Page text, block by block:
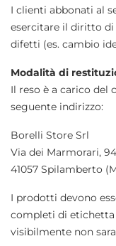
I clienti abbonati al
esercitare il diritto di
difetti (es. cambio
Modalità di
Il reso è a carico del
seguente indirizzo:
Borelli Store Srl
Via dei Marmorari, 94
41057 Spilamberto
I prodotti devono
completi di
visibilmente non